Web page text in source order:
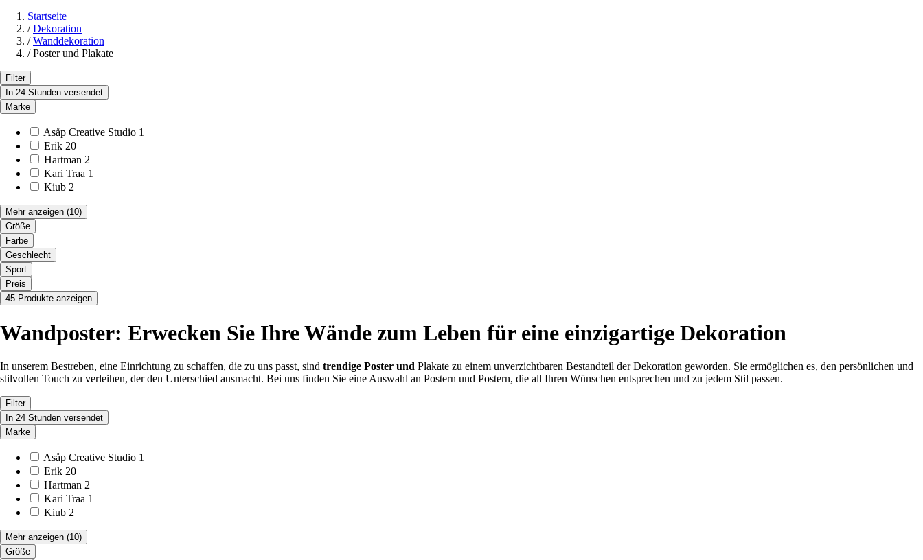
Startseite
/ Dekoration
/ Wanddekoration
/ Poster und Plakate
Filter
In 24 Stunden versendet
Marke
Asåp Creative Studio 1
Erik 20
Hartman 2
Kari Traa 1
Kiub 2
Mehr anzeigen (10)
Größe
Farbe
Geschlecht
Sport
Preis
45 Produkte anzeigen
Wandposter: Erwecken Sie Ihre Wände zum Leben für eine einzigartige Dekoration
In unserem Bestreben, eine Einrichtung zu schaffen, die zu uns passt, sind trendige Poster und Plakate zu einem unverzichtbaren Bestandteil der Dekoration geworden. Sie ermöglichen es, den persönlichen und
stilvollen Touch zu verleihen, der den Unterschied ausmacht. Bei uns finden Sie eine Auswahl an Postern und Postern, die all Ihren Wünschen entsprechen und zu jedem Stil passen.
Filter
In 24 Stunden versendet
Marke
Asåp Creative Studio 1
Erik 20
Hartman 2
Kari Traa 1
Kiub 2
Mehr anzeigen (10)
Größe